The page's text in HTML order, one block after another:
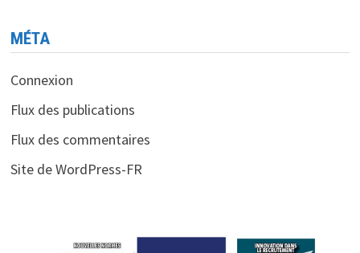
MÉTA
Connexion
Flux des publications
Flux des commentaires
Site de WordPress-FR